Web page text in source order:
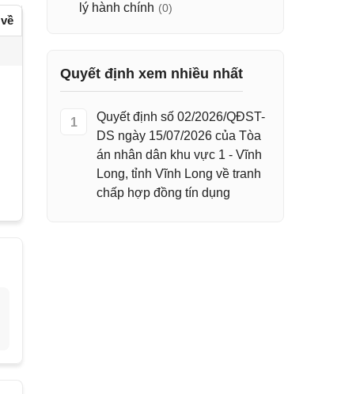
lý hành chính (0)
Quyết định xem nhiều nhất
1
Quyết định số 02/2026/QĐST-
DS ngày 15/07/2026 của Tòa
án nhân dân khu vực 1 - Vĩnh
Long, tỉnh Vĩnh Long về tranh
chấp hợp đồng tín dụng